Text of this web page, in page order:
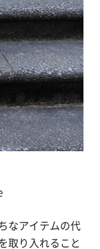
なアイテムの代
取り入れること